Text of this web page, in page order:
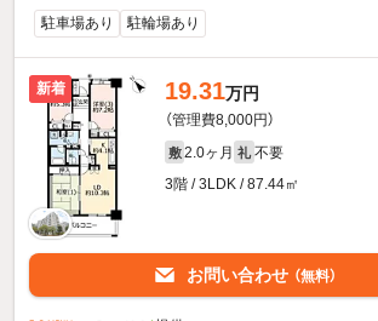
駐車場あり
駐輪場あり
新着 19.31万円
（管理費8,000円）
敷 2.0ヶ月 礼 不要
3階 / 3LDK / 87.44㎡
お問い合わせ （無料）